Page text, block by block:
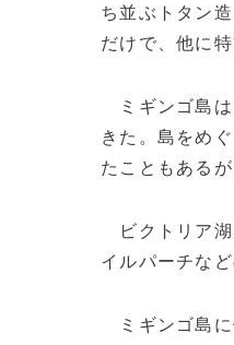
ち並ぶトタン
だけで、他に
ミギンゴ島は
きた。島をめ
たこともある
ビクトリア湖
イルパーチな
ミギンゴ島に